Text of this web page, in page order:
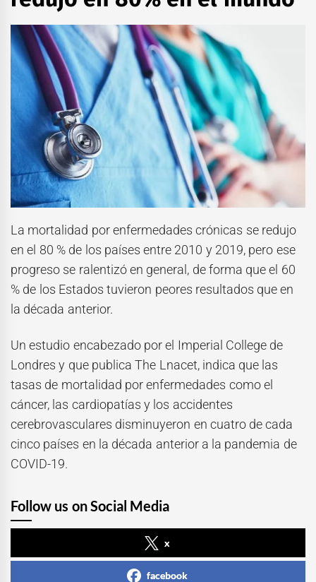
La mortalidad por enfermedades crónicas se redujo
en el 80 % de los países entre 2010 y 2019, pero ese
progreso se ralentizó en general, de forma que el 60
% de los Estados tuvieron peores resultados que en
la década anterior.
Un estudio encabezado por el Imperial College de
Londres y que publica The Lnacet, indica que las
tasas de mortalidad por enfermedades como el
cáncer, las cardiopatías y los accidentes
cerebrovasculares disminuyeron en cuatro de cada
cinco países en la década anterior a la pandemia de
COVID-19.
Follow us on Social Media
x
facebook